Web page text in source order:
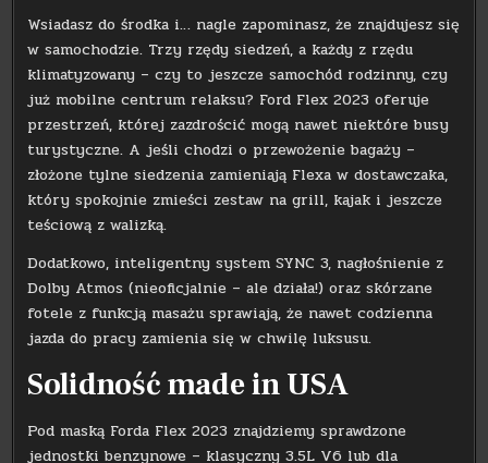
Wsiadasz do środka i… nagle zapominasz, że znajdujesz się
w samochodzie. Trzy rzędy siedzeń, a każdy z rzędu
klimatyzowany – czy to jeszcze samochód rodzinny, czy
już mobilne centrum relaksu? Ford Flex 2023 oferuje
przestrzeń, której zazdrościć mogą nawet niektóre busy
turystyczne. A jeśli chodzi o przewożenie bagaży –
złożone tylne siedzenia zamieniają Flexa w dostawczaka,
który spokojnie zmieści zestaw na grill, kajak i jeszcze
teściową z walizką.
Dodatkowo, inteligentny system SYNC 3, nagłośnienie z
Dolby Atmos (nieoficjalnie – ale działa!) oraz skórzane
fotele z funkcją masażu sprawiają, że nawet codzienna
jazda do pracy zamienia się w chwilę luksusu.
Solidność made in USA
Pod maską Forda Flex 2023 znajdziemy sprawdzone
jednostki benzynowe – klasyczny 3.5L V6 lub dla